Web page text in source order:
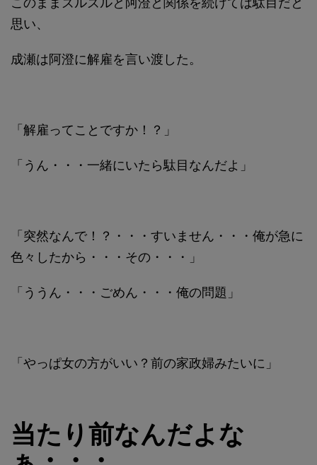
思い、
成瀬は阿澄に解雇を言い渡した。
「解雇ってことですか！？」
「うん・・・一緒にいたら駄目なんだよ」
「突然なんで！？・・・すいません・・・俺が急に
色々したから・・・その・・・」
「ううん・・・ごめん・・・俺の問題」
「やっぱ女の方がいい？前の家政婦みたいに」
当たり前なんだよな